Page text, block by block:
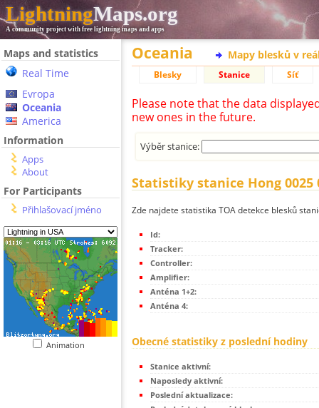
LightningMaps.org
A community project with free lightning maps and apps
Maps and statistics
Real Time
Evropa
Oceania
America
Information
Apps
About
For Participants
Přihlašovací jméno
Animation
Oceania Mapy blesků v
Blesky Stanice Síť
Please note that the data
new ones in the future.
Výběr stanice:
Statistiky stanice Hong 0025
Zde najdete statistika TOA detekce blesků
Id:
Tracker:
Controller:
Amplifier:
Anténa 1+2:
Anténa 4:
Obecné statistiky z poslední hodiny
Stanice aktivní:
Naposledy aktivní:
Poslední aktualizace: